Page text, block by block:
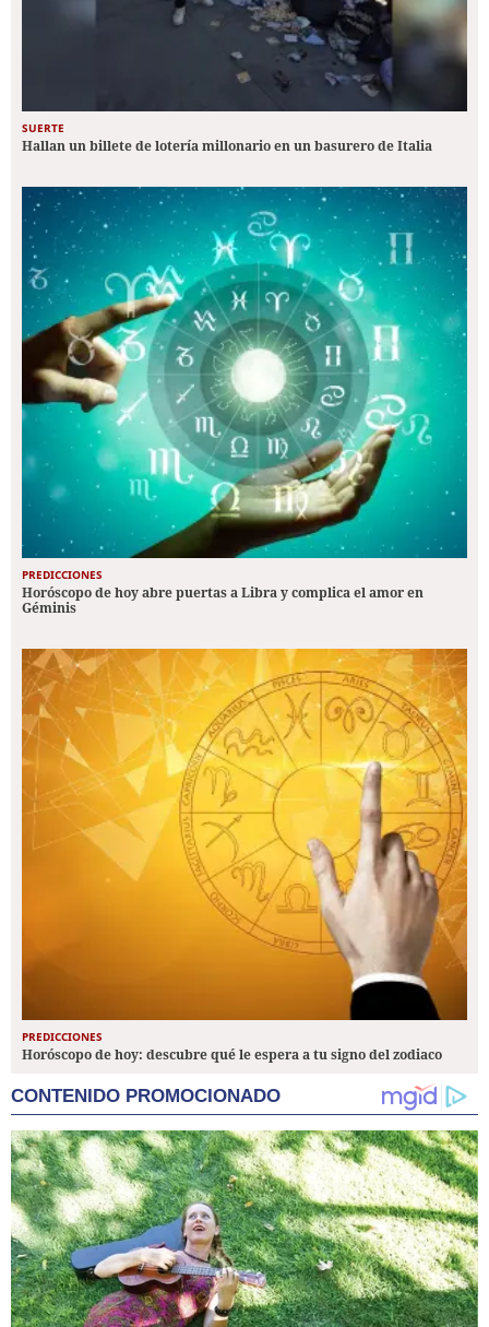
SUERTE
Hallan un billete de lotería millonario en un basurero de Italia
PREDICCIONES
Horóscopo de hoy abre puertas a Libra y complica el amor en
Géminis
PREDICCIONES
Horóscopo de hoy: descubre qué le espera a tu signo del zodiaco
CONTENIDO PROMOCIONADO